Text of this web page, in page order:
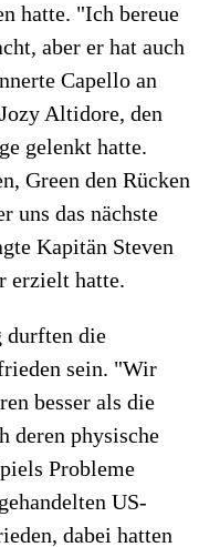
hatte. "Ich bereue
aber er hat auch
Capello an
Altidore, den
gelenkt hatte.
Green den Rücken
uns das nächste
Kapitän Steven
erzielt hatte.
durften die
sein. "Wir
besser als die
deren physische
Probleme
US-
dabei hatten